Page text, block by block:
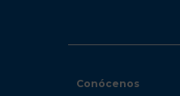
Conócenos